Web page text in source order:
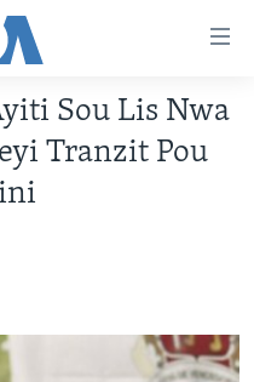
Sou Lis Nwa
Tranzit Pou